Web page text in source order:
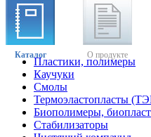
Каталог О продукте
Пластики, полимеры
Каучуки
Смолы
Термоэластопласты
Биополимеры,
Стабилизаторы